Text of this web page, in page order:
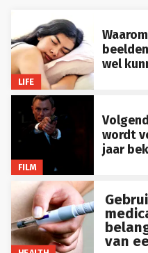
LIFE
wel
FILM
wordt
jaar
HEALTH
van